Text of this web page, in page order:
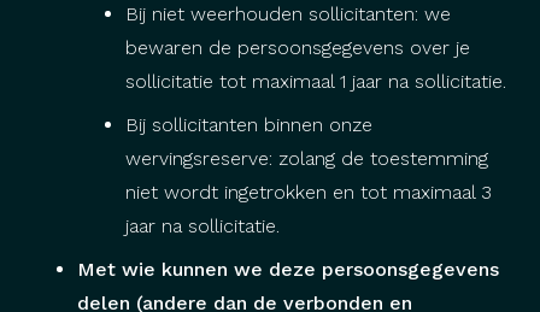
Bij niet weerhouden sollicitanten: we
bewaren de persoonsgegevens over je
sollicitatie tot maximaal 1 jaar na sollicitatie.
Bij sollicitanten binnen onze
wervingsreserve: zolang de toestemming
niet wordt ingetrokken en tot maximaal 3
jaar na sollicitatie.
Met wie kunnen we deze persoonsgegevens
delen (andere dan de verbonden en